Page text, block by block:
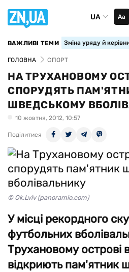
UA Аа
ВАЖЛИВІ ТЕМИ Зміна уряду й
ГОЛОВНА СПОРТ
НА ТРУХАНОВОМУ
СПОРУДЯТЬ
ШВЕДСЬКОМУ
10 жовтня, 2012, 10:57
Поділитися
© Ok.Lviv (panoramio.com)
У місці рекордного
футбольних
Трухановому острові
відкриють пам'ятник